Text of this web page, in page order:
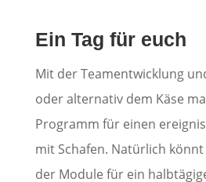
Ein Tag für euch
Mit der Teamentwicklung
oder alternativ dem Käse
Programm für einen
mit Schafen. Natürlich
der Module für ein